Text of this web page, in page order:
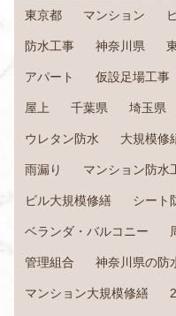
東京都 マンション
防水工事 神奈川県
アパート 仮設足場工事
屋上 千葉県 埼玉県
ウレタン防水 大規模修
雨漏り マンション防水
ビル大規模修繕 シート
ベランダ・バルコニー
管理組合 神奈川県の防
マンション大規模修繕